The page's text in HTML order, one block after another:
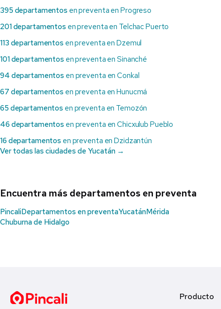
395 departamentos en preventa en Progreso
201 departamentos en preventa en Telchac Puerto
113 departamentos en preventa en Dzemul
101 departamentos en preventa en Sinanché
94 departamentos en preventa en Conkal
67 departamentos en preventa en Hunucmá
65 departamentos en preventa en Temozón
46 departamentos en preventa en Chicxulub Pueblo
16 departamentos en preventa en Dzidzantún
Ver todas las ciudades de Yucatán →
Encuentra más departamentos en preventa
PincaliDepartamentos en preventaYucatánMérida
Chuburna de Hidalgo
Producto